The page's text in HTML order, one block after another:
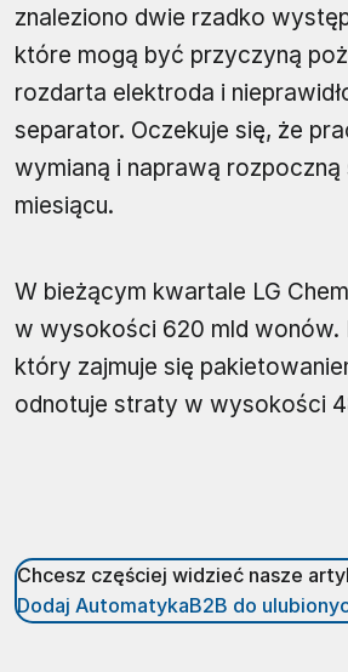
znaleziono dwie rzadko
które mogą być przyczyną
rozdarta elektroda i
separator. Oczekuje się, że
wymianą i naprawą rozpoczną
miesiącu.
W bieżącym kwartale LG
w wysokości 620 mld wonów.
który zajmuje się
odnotuje straty w wysokości
Chcesz częściej widzieć nasze
Dodaj AutomatykaB2B do